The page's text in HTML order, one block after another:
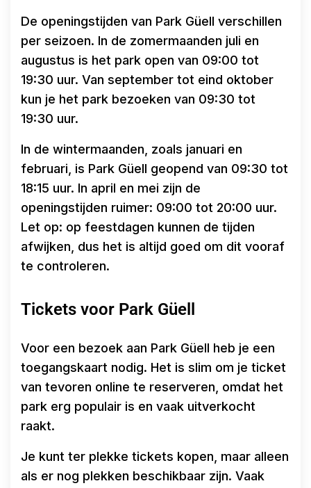
De openingstijden van Park Güell verschillen
per seizoen. In de zomermaanden juli en
augustus is het park open van 09:00 tot
19:30 uur. Van september tot eind oktober
kun je het park bezoeken van 09:30 tot
19:30 uur.
In de wintermaanden, zoals januari en
februari, is Park Güell geopend van 09:30 tot
18:15 uur. In april en mei zijn de
openingstijden ruimer: 09:00 tot 20:00 uur.
Let op: op feestdagen kunnen de tijden
afwijken, dus het is altijd goed om dit vooraf
te controleren.
Tickets voor Park Güell
Voor een bezoek aan Park Güell heb je een
toegangskaart nodig. Het is slim om je ticket
van tevoren online te reserveren, omdat het
park erg populair is en vaak uitverkocht
raakt.
Je kunt ter plekke tickets kopen, maar alleen
als er nog plekken beschikbaar zijn. Vaak